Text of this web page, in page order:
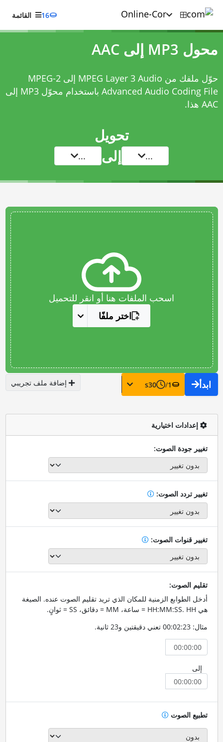
16 القائمة
محول MP3 إلى AAC
حوّل ملفك من MPEG Layer 3 Audio إلى MPEG-2
Advanced Audio Coding File باستخدام
محوّل MP3 إلى
AACهذا.
تحويل
... إلى ...
اسحب الملفات هنا أو انقر للتحميل
اختر ملفًا
ابدأ 1
/
30
s إضافة ملف تجريبي
إعدادات اختيارية
تغيير جودة الصوت:
تغيير تردد الصوت:
تغيير قنوات الصوت:
تقليم الصوت:
أدخل الطوابع الزمنية للمكان الذي تريد تقليم الصوت عنده. الصيغة
هي HH:MM:SS. HH = ساعة، MM = دقائق، SS = ثوانٍ.
مثال: 00:02:23 تعني دقيقتين و23 ثانية.
إلى
تطبيع الصوت